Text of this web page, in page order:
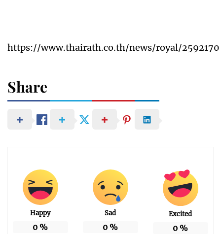
https://www.thairath.co.th/news/royal/2592170
Share
Happy
0 %
Sad
0 %
Excited
0 %